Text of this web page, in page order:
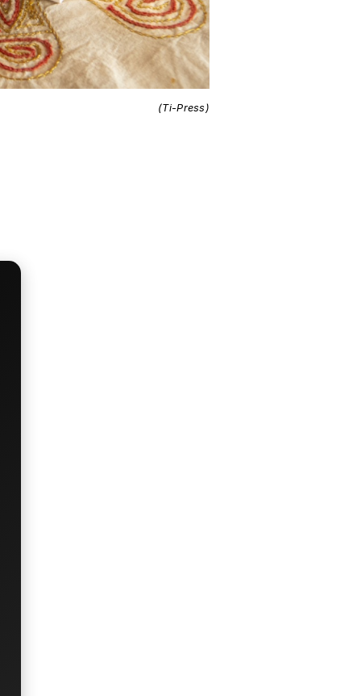
(Ti-Press)